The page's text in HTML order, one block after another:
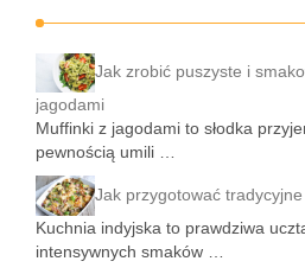
Jak zrobić puszyste i
jagodami
Muffinki z jagodami to słodka
pewnością umili …
Jak przygotować
Kuchnia indyjska to prawdziwa
intensywnych smaków …